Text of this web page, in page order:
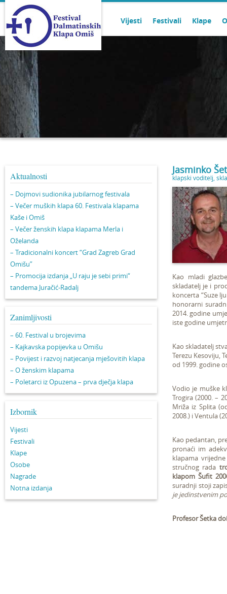
Vijesti Festivali Klape
Aktualnosti
– Dojmovi sudionika jubilarnog festivala
– Večer muških klapa 60. Festivala klapama
Kaše i Omiš
– Večer ženskih klapa klapama Merla i
Oželanda
– Tradicionalni koncert “Grad Zagreb Grad
Omišu”
– Promocija izdanja „U raju je sebi primi“
tandema Juračić-Radalj
Zanimljivosti
– 60. Festival u brojevima
– Kajkavska popijevka u Omišu
– Povijest i razvoj natjecanja mješovitih klapa
– O ženskim klapama
– Poletarci iz Opuzena – prva dječja klapa
Izbornik
Vijesti
Festivali
Klape
Osobe
Nagrade
Notna izdanja
Jasminko
klapski voditelj
Kao mladi
skladatelj je i
koncerta “Suze
honorarni
2014. godine
iste godine
Kao skladatelj
Terezu Kesoviju,
od 1999. godine
Vodio je muške
Trogira (2000. –
Mriža iz Splita
2008.) i Ventula
Kao pedantan,
pronaći im
klapama
stručnog rada
klapom Šufit
suradnji stoji
je jedinstvenim
Profesor Šetka